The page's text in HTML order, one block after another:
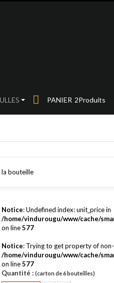
PANIER 2Produits
la bouteille
Notice: Undefined index: unit_price in
/home/vindurougu/www/cache/
on line577
Notice: Trying to get property of
/home/vindurougu/www/cache/
on line577
Quantité : (carton de 6 bouteilles)